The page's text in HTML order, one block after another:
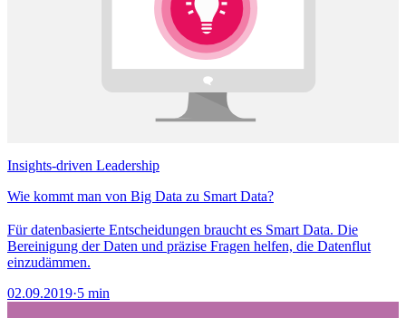
Insights-driven Leadership
Wie kommt man von Big Data zu Smart Data?
Für datenbasierte Entscheidungen braucht es Smart Data. Die
Bereinigung der Daten und präzise Fragen helfen, die Datenflut
einzudämmen.
02.09.2019·5 min